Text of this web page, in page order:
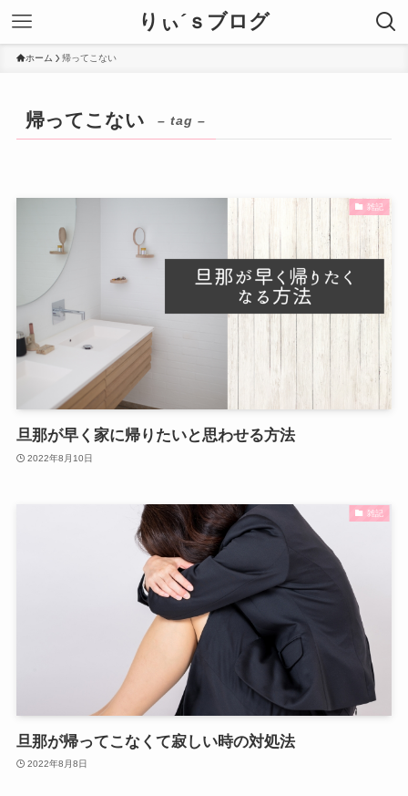
りぃ´ｓブログ
ホーム 帰ってこない
帰ってこない – tag –
雑記
旦那が早く家に帰りたいと思わせる方法
2022年8月10日
雑記
旦那が帰ってこなくて寂しい時の対処法
2022年8月8日